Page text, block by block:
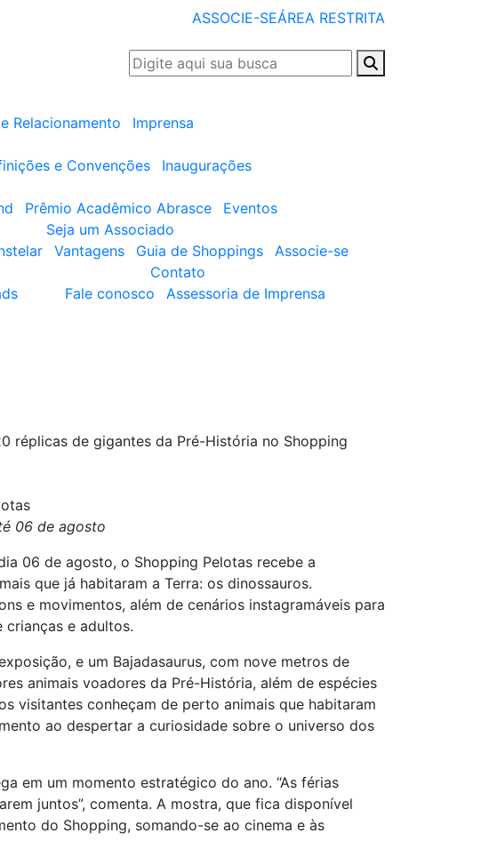
ASSOCIE-SEÁREA RESTRITA
Relacionamento
Imprensa
e Convenções
Inaugurações
Prêmio Acadêmico Abrasce
Eventos
Seja um Associado
Vantagens Guia de Shoppings
Associe-se
Contato
Fale conosco
Assessoria de Imprensa
réplicas de gigantes da Pré-História no Shopping
06 de agosto
06 de agosto, o Shopping Pelotas recebe a
que já habitaram a Terra: os dinossauros.
e movimentos, além de cenários instagramáveis para
e adultos.
e um Bajadasaurus, com nove metros de
animais voadores da Pré-História, além de espécies
visitantes conheçam de perto animais que habitaram
ao despertar a curiosidade sobre o universo dos
em um momento estratégico do ano. “As férias
juntos”, comenta. A mostra, que fica disponível
do Shopping, somando-se ao cinema e às